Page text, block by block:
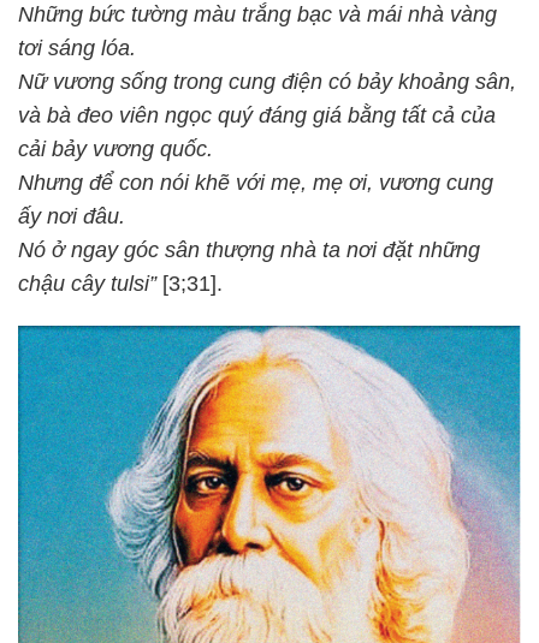
Những bức tường màu trắng bạc và mái nhà vàng
tơi sáng lóa.
Nữ vương sống trong cung điện có bảy khoảng sân,
và bà đeo viên ngọc quý đáng giá bằng tất cả của
cải bảy vương quốc.
Nhưng để con nói khẽ với mẹ, mẹ ơi, vương cung
ấy nơi đâu.
Nó ở ngay góc sân thượng nhà ta nơi đặt những
chậu cây tulsi”[3;31].